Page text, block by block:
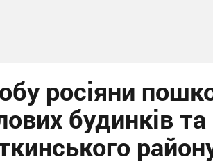
росіяни
будинків